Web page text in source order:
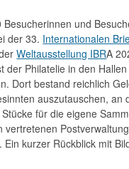
Besucherinnen und
der 33. Internationalen
Weltausstellung IBRA
der Philatelie in den
Dort bestand reichlich
auszutauschen, an
für die eigene
vertretenen
Ein kurzer Rückblick mit